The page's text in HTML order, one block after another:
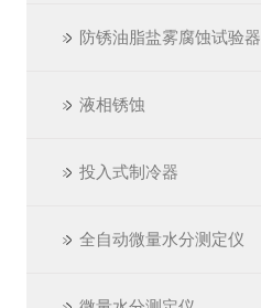
防锈油脂盐雾腐蚀试验器
液相锈蚀
投入式制冷器
全自动微量水分测定仪